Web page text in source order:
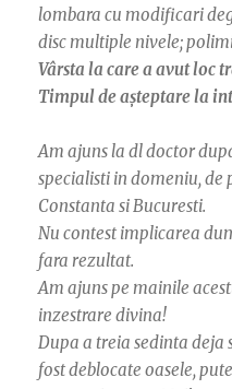
lombara cu modificari
disc multiple nivele;
Vârsta la care a avut loc
Timpul de așteptare la
Am ajuns la dl doctor
specialisti in domeniu, de
Constanta si Bucuresti.
Nu contest implicarea
fara rezultat.
Am ajuns pe mainile
inzestrare divina!
Dupa a treia sedinta deja
fost deblocate oasele,